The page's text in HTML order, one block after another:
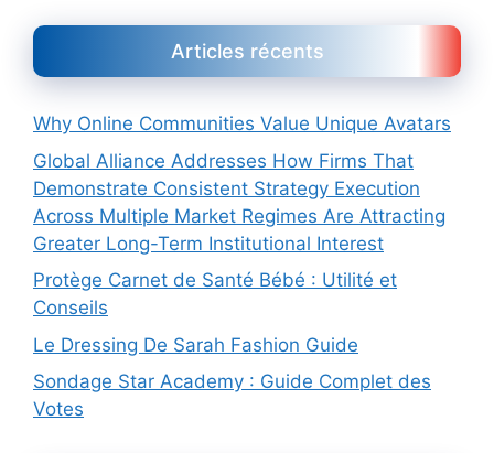
Articles récents
Why Online Communities Value Unique Avatars
Global Alliance Addresses How Firms That
Demonstrate Consistent Strategy Execution
Across Multiple Market Regimes Are Attracting
Greater Long-Term Institutional Interest
Protège Carnet de Santé Bébé : Utilité et
Conseils
Le Dressing De Sarah Fashion Guide
Sondage Star Academy : Guide Complet des
Votes